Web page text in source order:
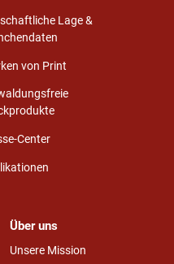
Lage &
von Print
Center
Über uns
Unsere Mission